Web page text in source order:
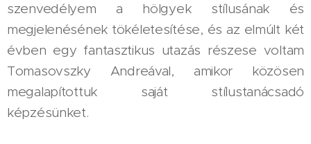
szenvedélyem a hölgyek stílusának és
megjelenésének tökéletesítése, és az elmúlt két
évben egy fantasztikus utazás részese voltam
Tomasovszky Andreával, amikor közösen
megalapítottuk saját stílustanácsadó
képzésünket.